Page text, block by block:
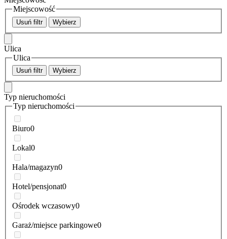
Miejscowość
Usuń filtr Wybierz
Ulica
Ulica
Usuń filtr Wybierz
Typ nieruchomości
Typ nieruchomości
Biuro0
Lokal0
Hala/magazyn0
Hotel/pensjonat0
Ośrodek wczasowy0
Garaż/miejsce parkingowe0